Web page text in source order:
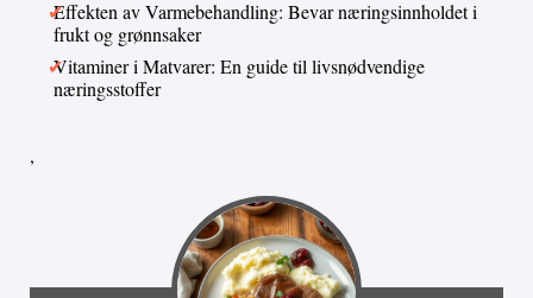
Effekten av Varmebehandling: Bevar næringsinnholdet i
frukt og grønnsaker
Vitaminer i Matvarer: En guide til livsnødvendige
næringsstoffer
,